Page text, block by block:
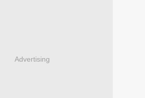
Advertising